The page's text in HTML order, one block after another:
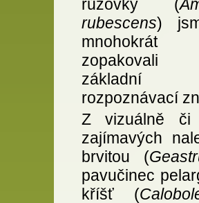
růžovky (
rubescens)
mnohokrát
základní
rozpoznávací
Z vizuálně či
zajímavých
brvitou (
pavučinec
kříšť (